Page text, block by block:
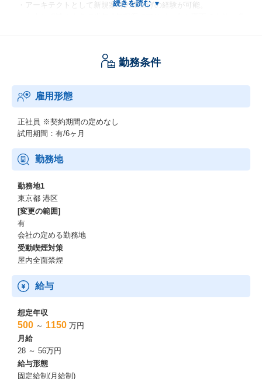
・アーキテクトとして新規案件の立上げの経験が可能。
る知見をエンタープライズなレベルで習得可能。
・部全体で28名、4グループ構成。配属先グループはGL1名、シニ
ア1名、ミドル1名、ジュニア7名。
・部としては新規ビジネス創出／人材育成をミッションとしてお
り、多様性のある組織。
・グループのミッションは新規案件の獲得／実行をアーキ観点で
・組織内の雰囲気は良好で風通しが良い。
＜キャリアパス（身に付くスキル・成長イメージ）＞
・若手の場合はまずは実案件のエンジニアとしてアサインし、技
術スタックの獲得および顧客／チームとの関係性を深める。
・即戦力の場合は新規案件を提案フェーズから参画し、提案スキ
ルも習得。実行フェーズではアプリアーキとして技術全般をリー
ドし、プロジェクトを技術面から推進可能な人材に成長。
・その後は本人と相談の上、ITコンサルや組織長などのキャリア
パスも形成可能。
勤務条件
雇用形態
正社員 ※契約期間の定めなし
試用期間：有/6ヶ月
勤務地
勤務地1
東京都 港区
[変更の範囲]
有
会社の定める勤務地
受動喫煙対策
屋内全面禁煙
給与
想定年収
500 ～ 1150 万円
月給
28 ～ 56万円
給与形態
固定給制(月給制)